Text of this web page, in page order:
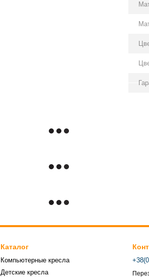
Каталог
Компьютерные кресла
Детские кресла